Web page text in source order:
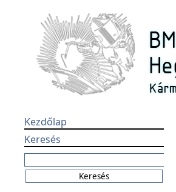
Kezdőlap
Keresés